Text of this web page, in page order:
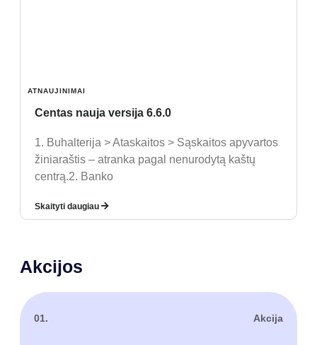
ATNAUJINIMAI
Centas nauja versija 6.6.0
1. Buhalterija > Ataskaitos > Sąskaitos apyvartos
žiniaraštis – atranka pagal nenurodytą kaštų
centrą.2. Banko
Skaityti daugiau
Akcijos
01. Akcija